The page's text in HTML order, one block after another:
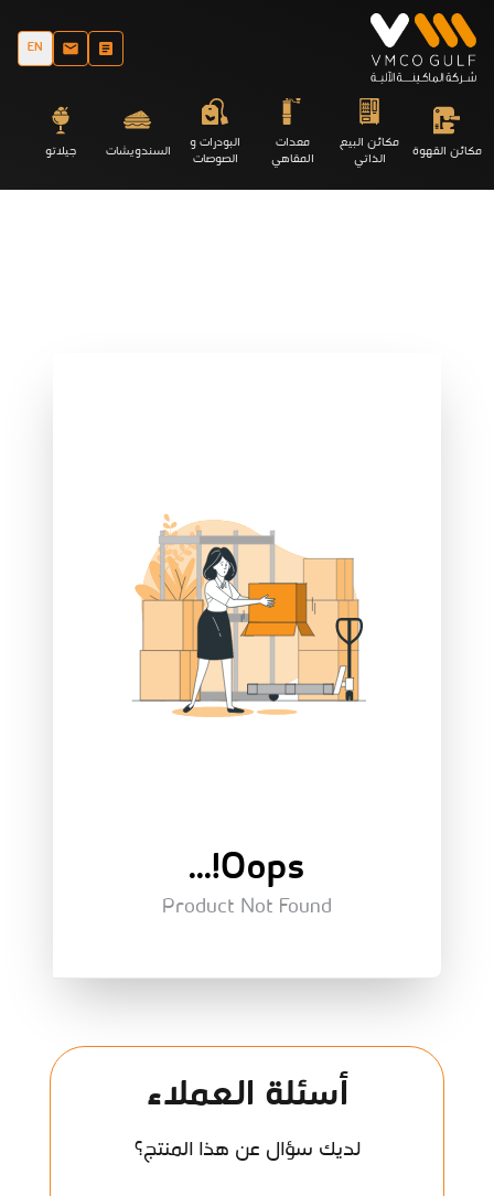
EN
مكائن القهوة مكائن البيع
الذاتي
معدات
المقاهي
البودرات و
الصوصات السندويشات جيلاتو
Oops!...
Product Not Found
أسئلة العملاء
لديك سؤال عن هذا المنتج؟